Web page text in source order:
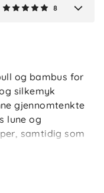
8
og bambus for
silkemyk
gjennomtenkte
lune og
samtidig som
og tørr hud mot
første